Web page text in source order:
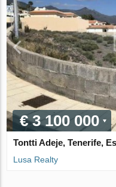
€ 3 100 000
Tontti Adeje, Tenerife,
Lusa Realty